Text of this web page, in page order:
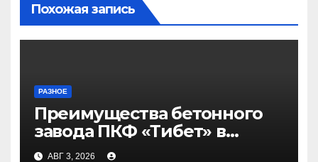
Похожая запись
РАЗНОЕ
Преимущества бетонного
завода ПКФ «Тибет» в
Волгограде и Волжском
АВГ 3, 2026